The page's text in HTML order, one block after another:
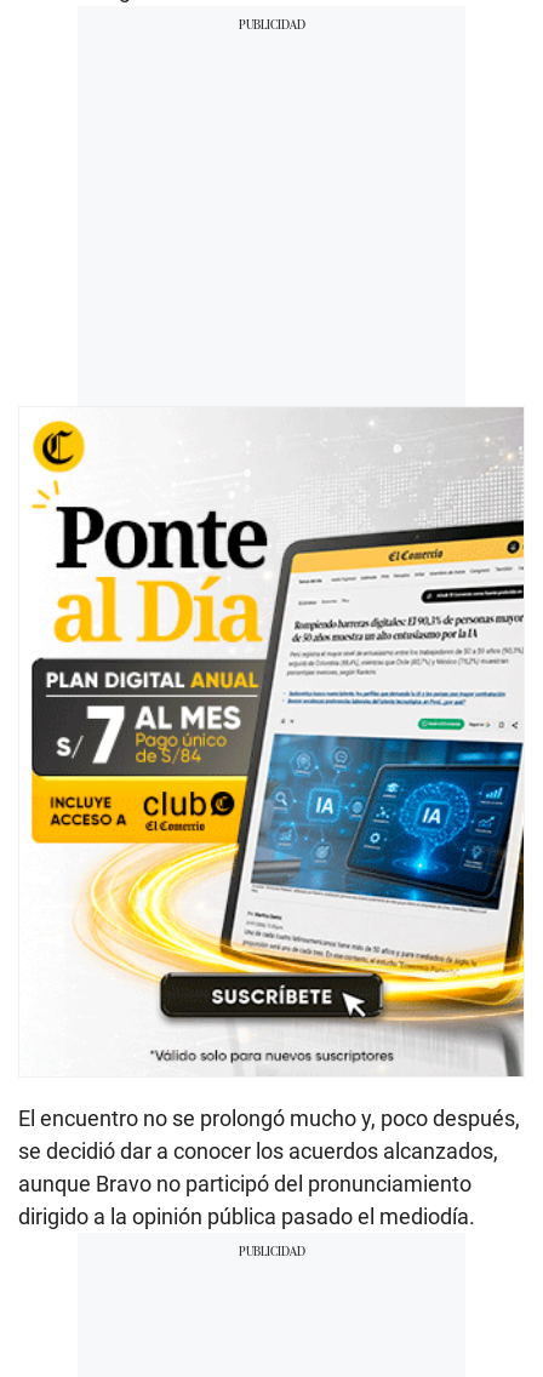
El encuentro no se prolongó mucho y, poco después,
se decidió dar a conocer los acuerdos alcanzados,
aunque Bravo no participó del pronunciamiento
dirigido a la opinión pública pasado el mediodía.